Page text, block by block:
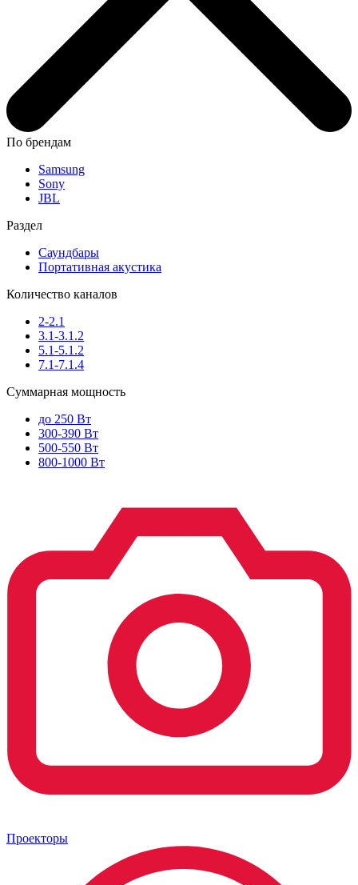
По брендам
Samsung
Sony
JBL
Раздел
Саундбары
Портативная акустика
Количество каналов
2-2.1
3.1-3.1.2
5.1-5.1.2
7.1-7.1.4
Суммарная мощность
до 250 Вт
300-390 Вт
500-550 Вт
800-1000 Вт
Проекторы